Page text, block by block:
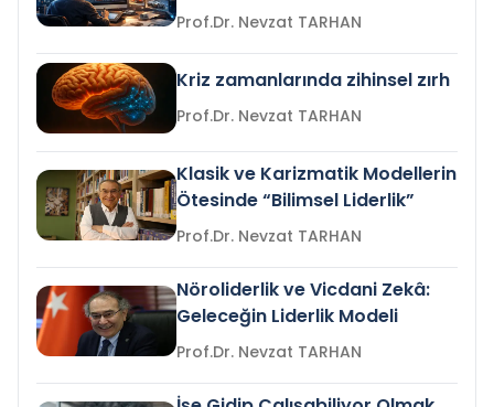
Prof.Dr. Nevzat TARHAN
Kriz zamanlarında zihinsel zırh
Prof.Dr. Nevzat TARHAN
Klasik ve Karizmatik Modellerin
Ötesinde “Bilimsel Liderlik”
Prof.Dr. Nevzat TARHAN
Nöroliderlik ve Vicdani Zekâ:
Geleceğin Liderlik Modeli
Prof.Dr. Nevzat TARHAN